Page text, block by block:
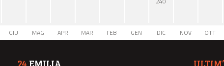
GIU MAG APR MAR FEB GEN DIC NOV OTT
24 EMILIA